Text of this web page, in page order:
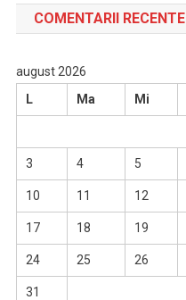
COMENTARII RECENTE
august 2026
L
Ma Mi
3 4 5
10 11 12
17 18 19
24 25 26
31